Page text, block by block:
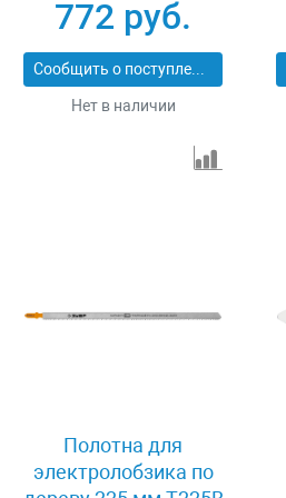
110 мм T341HM 2 шт
Зубр 155957-4
772 руб.
Сообщить о поступлении
Нет в наличии
Полотна для
электролобзика по